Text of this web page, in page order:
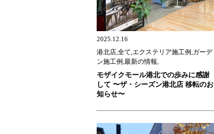
2025.12.16
港北店,全て,エクステリア施工例,ガーデ
ン施工例,最新の情報,
モザイクモール港北での歩みに感謝
して 〜ザ・シーズン港北店 移転のお
知らせ〜